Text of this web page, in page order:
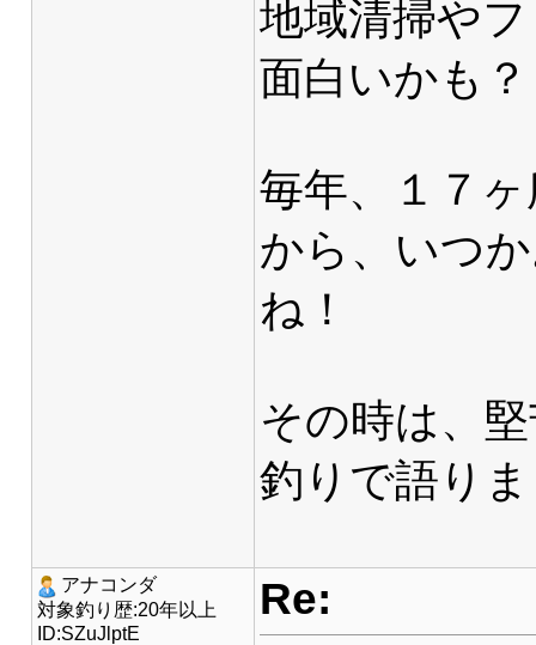
地域清掃や
面白いかも
毎年、１７
から、いつ
ね！
その時は、
釣りで語り
アナコンダ
対象釣り歴:20年以上
ID:SZuJlptE
Re: